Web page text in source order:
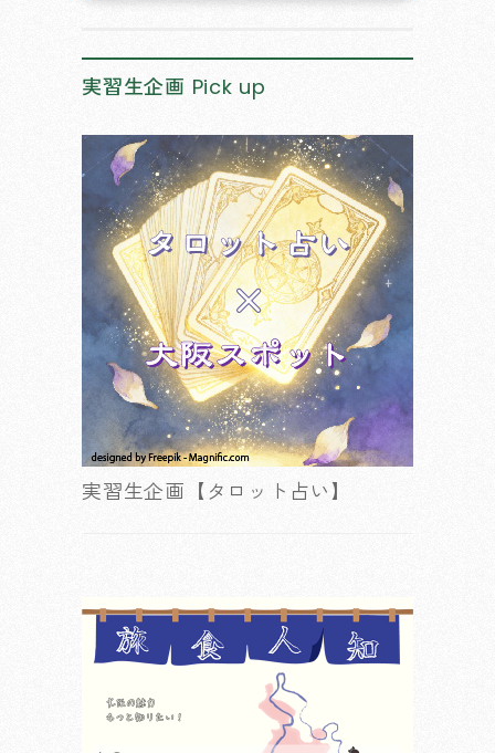
実習生企画 Pick up
実習生企画【タロット占い】